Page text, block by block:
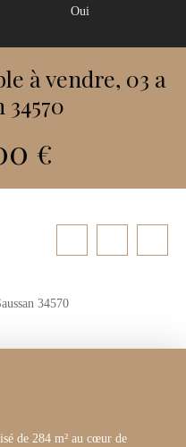
Oui
à vendre, 03 a
34570
€
34570
de 284 m² au cœur de